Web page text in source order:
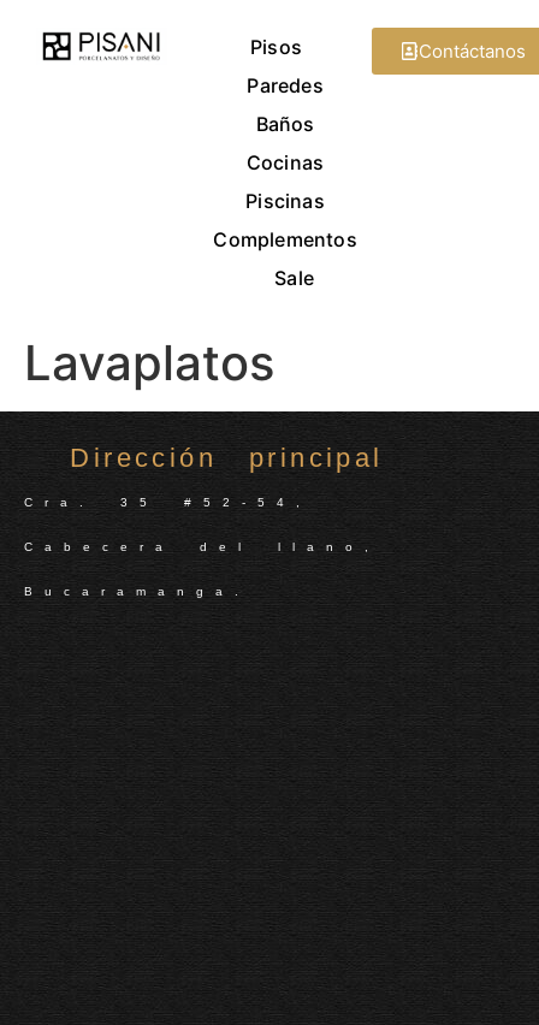
Pisos
Paredes
Baños
Cocinas
Piscinas
Complementos
Sale
Contáctanos
Lavaplatos
Dirección principal
Cra. 35 #52-54,
Cabecera del llano,
Bucaramanga.